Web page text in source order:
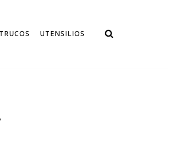
TRUCOS UTENSILIOS